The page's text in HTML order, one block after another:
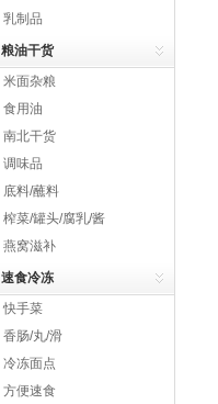
乳制品
粮油干货
米面杂粮
食用油
南北干货
调味品
底料/蘸料
榨菜/罐头/腐乳/酱
燕窝滋补
速食冷冻
快手菜
香肠/丸/滑
冷冻面点
方便速食